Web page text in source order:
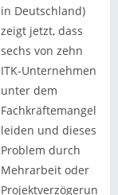
in Deutschland)
zeigt jetzt, dass
sechs von zehn
ITK-Unternehmen
unter dem
Fachkräftemangel
leiden und dieses
Problem durch
Mehrarbeit oder
Projektverzögerun